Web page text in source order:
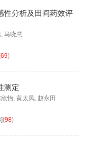
性分析及田间药效评
, 马晓慧
69)
测定
欣怡, 黄太凤, 赵永田
](98)